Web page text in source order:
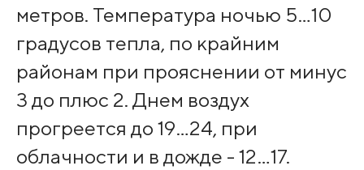
метров. Температура ночью 5…10
градусов тепла, по крайним
районам при прояснении от минус
3 до плюс 2. Днем воздух
прогреется до 19…24, при
облачности и в дожде - 12…17.